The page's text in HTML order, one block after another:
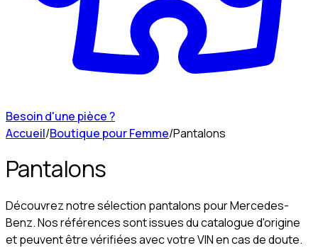
Besoin d'une pièce ?
Accueil/Boutique pour Femme/Pantalons
Pantalons
Découvrez notre sélection pantalons pour Mercedes-
Benz. Nos références sont issues du catalogue d'origine
et peuvent être vérifiées avec votre VIN en cas de doute.